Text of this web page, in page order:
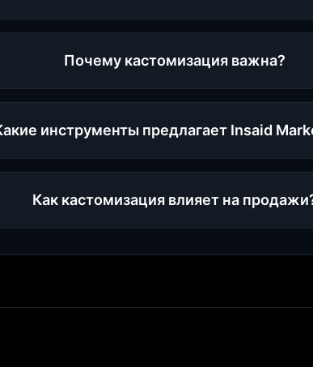
Почему кастомизация важна?
инструменты предлагает Insaid
Как кастомизация влияет на